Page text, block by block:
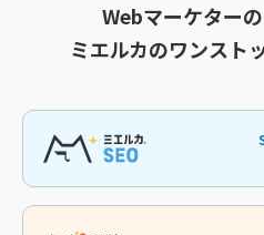
Webマーケター
ミエルカのワンスト